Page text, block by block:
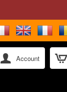
Account